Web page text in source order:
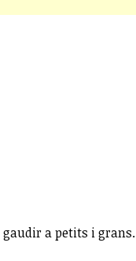
a petits i grans.